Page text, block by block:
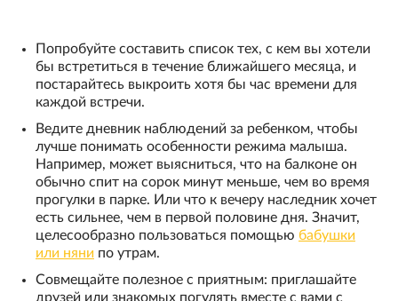
Попробуйте составить список тех, с кем вы хотели
бы встретиться в течение ближайшего месяца, и
постарайтесь выкроить хотя бы час времени для
каждой встречи.
Ведите дневник наблюдений за ребенком, чтобы
лучше понимать особенности режима малыша.
Например, может выясниться, что на балконе он
обычно спит на сорок минут меньше, чем во время
прогулки в парке. Или что к вечеру наследник хочет
есть сильнее, чем в первой половине дня. Значит,
целесообразно пользоваться помощью бабушки
или няни по утрам.
Совмещайте полезное с приятным: приглашайте
друзей или знакомых погулять вместе с вами с